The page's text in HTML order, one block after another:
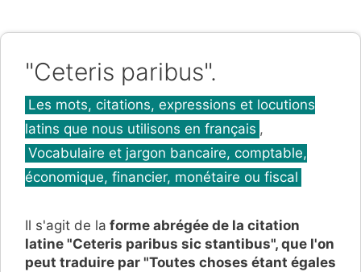
"Ceteris paribus".
Catégories
Les mots, citations, expressions et locutions
latins que nous utilisons en français ,
Vocabulaire et jargon bancaire, comptable,
économique, financier, monétaire ou fiscal
Il s'agit de la forme abrégée de la citation
latine "Ceteris paribus sic stantibus", que l'on
peut traduire par "Toutes choses étant égales